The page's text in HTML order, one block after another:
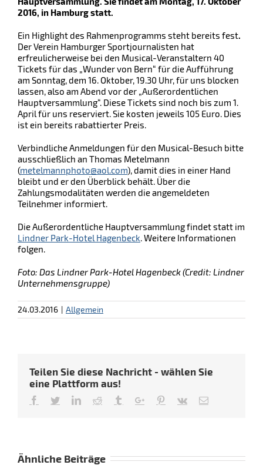
2016, in Hamburg statt.
Ein Highlight des Rahmenprogramms steht bereits fest.
Der Verein Hamburger Sportjournalisten hat
erfreulicherweise bei den Musical-Veranstaltern 40
Tickets für das „Wunder von Bern“ für die Aufführung
am Sonntag, dem 16. Oktober, 19.30 Uhr, für uns blocken
lassen, also am Abend vor der „Außerordentlichen
Hauptversammlung“. Diese Tickets sind noch bis zum 1.
April für uns reserviert. Sie kosten jeweils 105 Euro. Dies
ist ein bereits rabattierter Preis.
Verbindliche Anmeldungen für den Musical-Besuch bitte
ausschließlich an Thomas Metelmann
(metelmannphoto@aol.com), damit dies in einer Hand
bleibt und er den Überblick behält. Über die
Zahlungsmodalitäten werden die angemeldeten
Teilnehmer informiert.
Die Außerordentliche Hauptversammlung findet statt im
Lindner Park-Hotel Hagenbeck . Weitere Informationen
folgen.
Foto: Das Lindner Park-Hotel Hagenbeck (Credit: Lindner
Unternehmensgruppe)
24.03.2016 | Allgemein
Teilen Sie diese Nachricht - wählen Sie
eine Plattform aus!
Facebook
TwitterLinkedinReddit TumblrGoogle+Pinterest
Vk Email
Ähnliche Beiträge